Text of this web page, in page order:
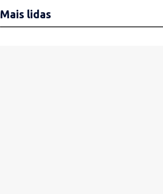
Mais lidas